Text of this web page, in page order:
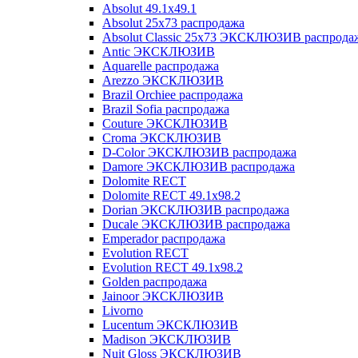
Absolut 49.1x49.1
Absolut 25x73 распродажа
Absolut Classic 25x73 ЭКСКЛЮЗИВ
Antic ЭКСКЛЮЗИВ
Aquarelle распродажа
Arezzo ЭКСКЛЮЗИВ
Brazil Orchiee распродажа
Brazil Sofia распродажа
Couture ЭКСКЛЮЗИВ
Croma ЭКСКЛЮЗИВ
D-Color ЭКСКЛЮЗИВ распродажа
Damore ЭКСКЛЮЗИВ распродажа
Dolomite RECT
Dolomite RECT 49.1x98.2
Dorian ЭКСКЛЮЗИВ распродажа
Ducale ЭКСКЛЮЗИВ распродажа
Emperador распродажа
Evolution RECT
Evolution RECT 49.1x98.2
Golden распродажа
Jainoor ЭКСКЛЮЗИВ
Livorno
Lucentum ЭКСКЛЮЗИВ
Madison ЭКСКЛЮЗИВ
Nuit Gloss ЭКСКЛЮЗИВ